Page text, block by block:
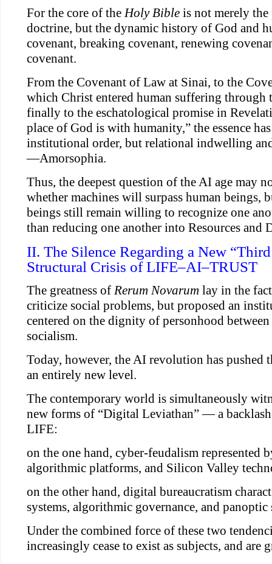
For the core of the Holy Bible is not merely
doctrine, but the dynamic history of God and
covenant, breaking covenant, renewing
covenant.
From the Covenant of Law at Sinai, to the
which Christ entered human suffering through
finally to the eschatological promise in
place of God is with humanity,” the essence
institutional order, but relational indwelling
—Amorsophia.
Thus, the deepest question of the AI age may
whether machines will surpass human beings,
beings still remain willing to recognize one
than reducing one another into Resources and
II. The Silence Regarding a New
Structural Crisis of LIFE–AI–TRUST
The greatness of Rerum Novarum lay in the
criticize social problems, but proposed an
centered on the dignity of personhood
socialism.
Today, however, the AI revolution has pushed
an entirely new level.
The contemporary world is simultaneously
new forms of “Digital Leviathan” — a
LIFE:
on the one hand, cyber-feudalism represented
algorithmic platforms, and Silicon Valley
on the other hand, digital bureaucratism
systems, algorithmic governance, and panoptic
Under the combined force of these two
increasingly cease to exist as subjects, and are